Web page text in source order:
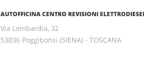
AUTOFFICINA CENTRO REVISIONI
Via Lombardia, 32
53036 Poggibonsi (SIENA) - TOSCANA